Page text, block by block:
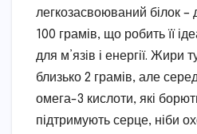
легкозасвоюваний білок –
100 грамів, що робить її
для м’язів і енергії. Жири
близько 2 грамів, але
омега-3 кислоти, які
підтримують серце, ніби